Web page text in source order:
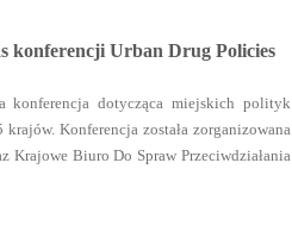
konferencji Urban Drug Policies
konferencja dotycząca miejskich polityk
Konferencja została zorganizowana
Krajowe Biuro Do Spraw Przeciwdziałania